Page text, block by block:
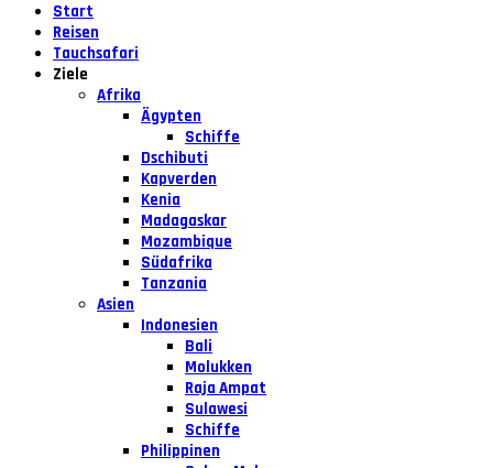
Start
Reisen
Tauchsafari
Ziele
Afrika
Ägypten
Schiffe
Dschibuti
Kapverden
Kenia
Madagaskar
Mozambique
Südafrika
Tanzania
Asien
Indonesien
Bali
Molukken
Raja Ampat
Sulawesi
Schiffe
Philippinen